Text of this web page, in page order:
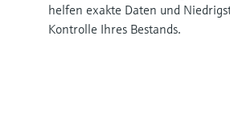
helfen exakte Daten und
Kontrolle Ihres Bestands.